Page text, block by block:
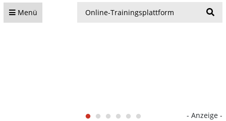
Menü
- Anzeige -